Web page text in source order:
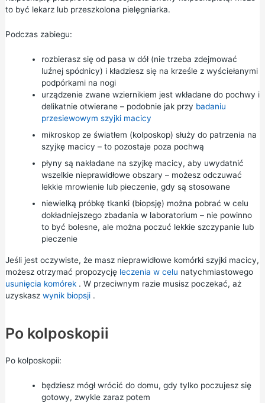
to być lekarz lub przeszkolona pielęgniarka.
Podczas zabiegu:
rozbierasz się od pasa w dół (nie trzeba zdejmować
luźnej spódnicy) i kładziesz się na krześle z wyściełanymi
podpórkami na nogi
urządzenie zwane wziernikiem jest wkładane do pochwy i
delikatnie otwierane – podobnie jak przy badaniu
przesiewowym szyjki macicy
mikroskop ze światłem (kolposkop) służy do patrzenia na
szyjkę macicy – to pozostaje poza pochwą
płyny są nakładane na szyjkę macicy, aby uwydatnić
wszelkie nieprawidłowe obszary – możesz odczuwać
lekkie mrowienie lub pieczenie, gdy są stosowane
niewielką próbkę tkanki (biopsję) można pobrać w celu
dokładniejszego zbadania w laboratorium – nie powinno
to być bolesne, ale można poczuć lekkie szczypanie lub
pieczenie
Jeśli jest oczywiste, że masz nieprawidłowe komórki szyjki macicy,
możesz otrzymać propozycję leczenia w celu natychmiastowego
usunięcia komórek. W przeciwnym razie musisz poczekać, aż
uzyskasz wynik biopsji.
Po kolposkopii
Po kolposkopii:
będziesz mógł wrócić do domu, gdy tylko poczujesz się
gotowy, zwykle zaraz potem